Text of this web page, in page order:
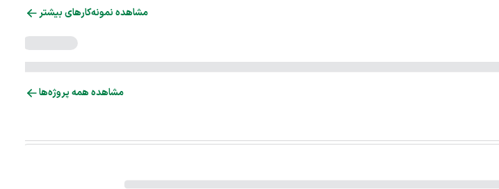
مشاهده نمونه‌کارهای بیشتر
مشاهده همه پروژه‌ها